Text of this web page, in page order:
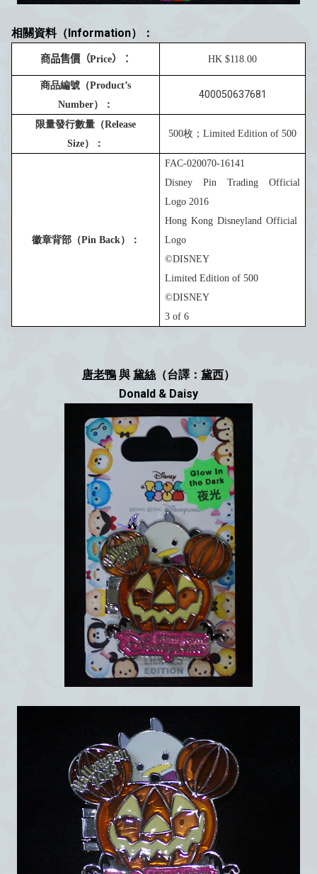
相關資料（Information）：
商品售價（Price）： HK $118 .00
商品編號（Product’s
Number）：
400050637681
限量發行數量（Release
Size）：
500枚； Limited Edition of 500
徽章背部（Pin Back）：
FAC-020070-16141
Disney Pin Trading Official
Logo 2016
Hong Kong Disneyland Official
Logo
©DISNEY
Limited Edition of500
©DISNEY
3 of 6
唐老鴨 與 黛絲（台譯： 黛西）
Donald & Daisy